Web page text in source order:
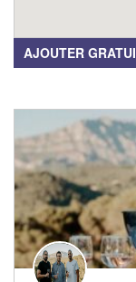
AJOUTER